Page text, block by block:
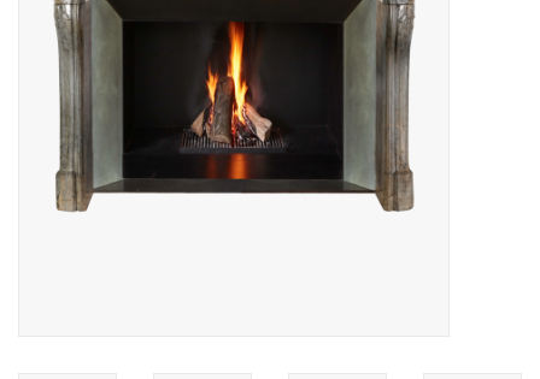
Decoratieve Outdoor
Objecten
Vloeren - Steen, Terra Cotta
& Marmer
Outlet